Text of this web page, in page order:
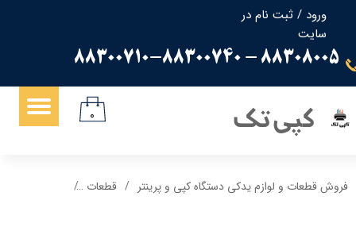
ورود / ثبت نام در
سایت
حساب کاربری من
تغییر گذر واژه
سفارشات
88308005 - 88300710-88300740
کپی تک ۰
فروش قطعات و لوازم یدکی دستگاه کپی و پرینتر قطعات